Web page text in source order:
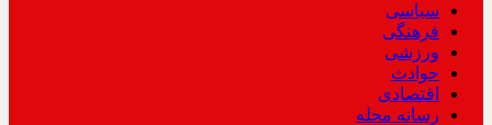
سیاسی
فرهنگی
ورزشی
حوادث
اقتصادی
رسانه محله